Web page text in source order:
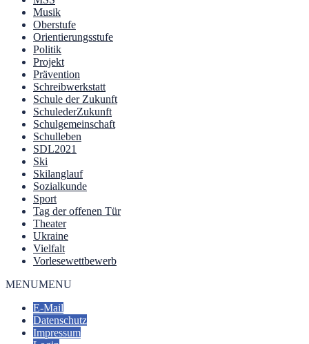
Musik
Oberstufe
Orientierungsstufe
Politik
Projekt
Prävention
Schreibwerkstatt
Schule der Zukunft
SchulederZukunft
Schulgemeinschaft
Schulleben
SDL2021
Ski
Skilanglauf
Sozialkunde
Sport
Tag der offenen Tür
Theater
Ukraine
Vielfalt
Vorlesewettbewerb
MENUMENU
E-Mail
Datenschutz
Impressum